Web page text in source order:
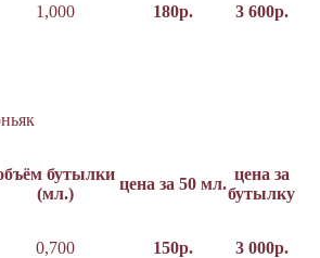
1,000 180р. 3 600р.
бутылки
(мл.)
цена за 50 мл.
цена за
бутылку
0,700 150р. 3 000р.